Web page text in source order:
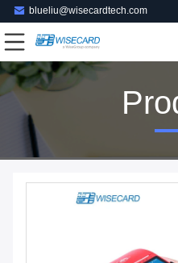
blueliu@wisecardtech.com